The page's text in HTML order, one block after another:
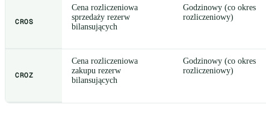
CROS
Cena rozliczeniowa
sprzedaży rezerw
bilansujących
Godzinowy (co okres
rozliczeniowy)
CROZ
Cena rozliczeniowa
zakupu rezerw
bilansujących
Godzinowy (co okres
rozliczeniowy)